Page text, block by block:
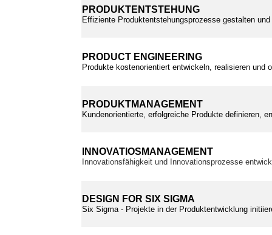
PRODUKTENTSTEHUNG
Effiziente Produktentstehungsprozesse gestalten und
PRODUCT ENGINEERING
Produkte kostenorientiert entwickeln, realisieren und
PRODUKTMANAGEMENT
Kundenorientierte, erfolgreiche Produkte definieren,
INNOVATIOSMANAGEMENT
Innovationsfähigkeit und Innovationsprozesse
DESIGN FOR SIX SIGMA
Six Sigma - Projekte in der Produktentwicklung